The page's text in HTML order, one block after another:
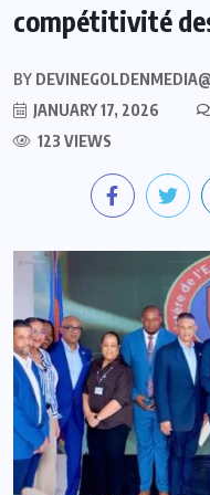
compétitivité
BY
JANUARY 17, 2026
123 VIEWS